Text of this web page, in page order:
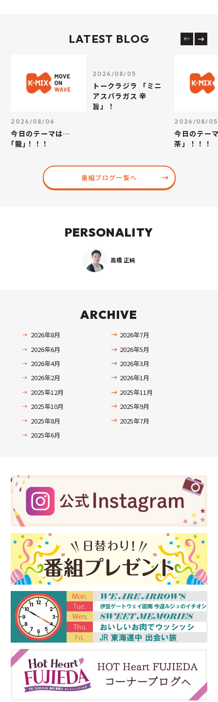
LATEST BLOG
2026/08/06
今日のテーマは…
｢龍｣！！！
2026/08/05
トークラジラ 「ミニ
アスパラガス 辛
旨」！
2026/08/05
今日のテー
茶」！！！
番組ブログ一覧へ
PERSONALITY
高橋 正純
ARCHIVE
2026年8月
2026年7月
2026年6月
2026年5月
2026年4月
2026年3月
2026年2月
2026年1月
2025年12月
2025年11月
2025年10月
2025年9月
2025年8月
2025年7月
2025年6月